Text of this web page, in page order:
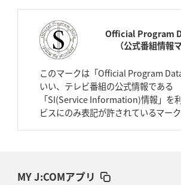
Official Program
（公式番組情報
このマークは「Official Program
いい、テレビ番組の公式情報である
「SI(Service Information)情報」を
ビスにのみ表記が許されているマーク
MY J:COMアプリ